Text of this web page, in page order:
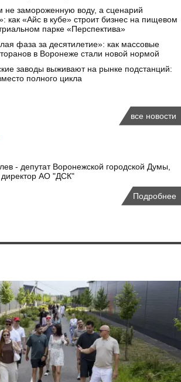
замороженную воду, а сценарий
как «Айс в кубе» строит бизнес на пищевом
парке «Перспектива»
фаза за десятилетие»: как массовые
в Воронеже стали новой нормой
заводы выживают на рынке подстанций:
полного цикла
все новости
- депутат Воронежской городской Думы,
директор АО "ДСК"
Подробнее